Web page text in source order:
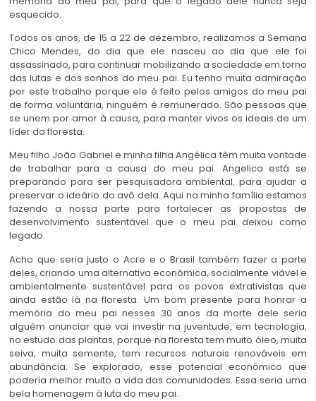
esquecido.
Todos os anos, de 15 a 22 de dezembro, realizamos a Semana
Chico Mendes, do dia que ele nasceu ao dia que ele foi
assassinado, para continuar mobilizando a sociedade em torno
das lutas e dos sonhos do meu pai. Eu tenho muita admiração
por este trabalho porque ele é feito pelos amigos do meu pai
de forma voluntária, ninguém é remunerado. São pessoas que
se unem por amor à causa, para manter vivos os ideais de um
líder da floresta.
Meu filho João Gabriel e minha filha Angélica têm muita vontade
de trabalhar para a causa do meu pai. Angelica está se
preparando para ser pesquisadora ambiental, para ajudar a
preservar o ideário do avô dela. Aqui na minha família estamos
fazendo a nossa parte para fortalecer as propostas de
desenvolvimento sustentável que o meu pai deixou como
legado.
Acho que seria justo o Acre e o Brasil também fazer a parte
deles, criando uma alternativa econômica, socialmente viável e
ambientalmente sustentável para os povos extrativistas que
ainda estão lá na floresta. Um bom presente para honrar a
memória do meu pai nesses 30 anos da morte dele seria
alguém anunciar que vai investir na juventude, em tecnologia,
no estudo das plantas, porque na floresta tem muito óleo, muita
seiva, muita semente, tem recursos naturais renováveis em
abundância. Se explorado, esse potencial econômico que
poderia melhor muito a vida das comunidades. Essa seria uma
bela homenagem à luta do meu pai.